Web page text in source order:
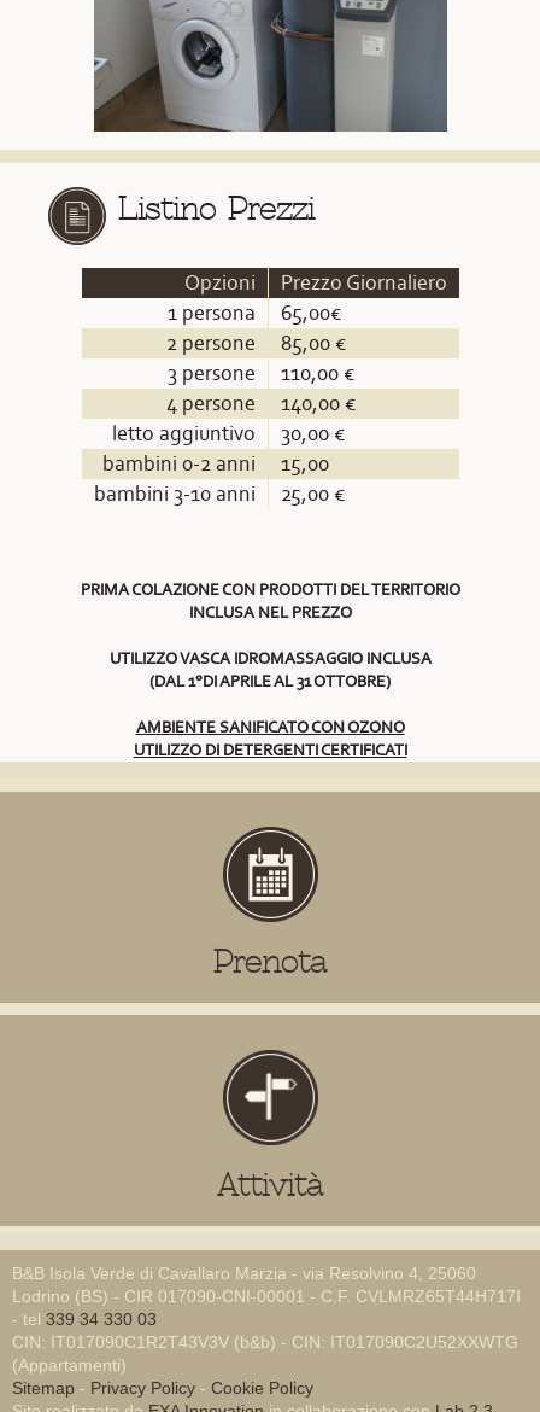
Listino Prezzi
Opzioni
Prezzo Giornaliero
1 persona
65,00€
2 persone
85,00 €
3 persone
110,00 €
4 persone
140,00 €
letto aggiuntivo
30,00 €
bambini 0-2 anni
15,00
bambini 3-10 anni
25,00 €
PRIMA COLAZIONE CON PRODOTTI DEL TERRITORIO
INCLUSA NEL PREZZO
UTILIZZO VASCA IDROMASSAGGIO INCLUSA
(DAL 1°DI APRILE AL 31 OTTOBRE)
AMBIENTE SANIFICATO CON OZONO
UTILIZZO DI DETERGENTI CERTIFICATI
Prenota
Attività
B&B Isola Verde di Cavallaro Marzia - via Resolvino 4, 25060
Lodrino (BS) - CIR 017090-CNI-00001 - C.F. CVLMRZ65T44H717I
- tel 339 34 330 03
CIN: IT017090C1R2T43V3V (b&b) - CIN: IT017090C2U52XXWTG
(Appartamenti)
Sitemap - Privacy Policy - Cookie Policy